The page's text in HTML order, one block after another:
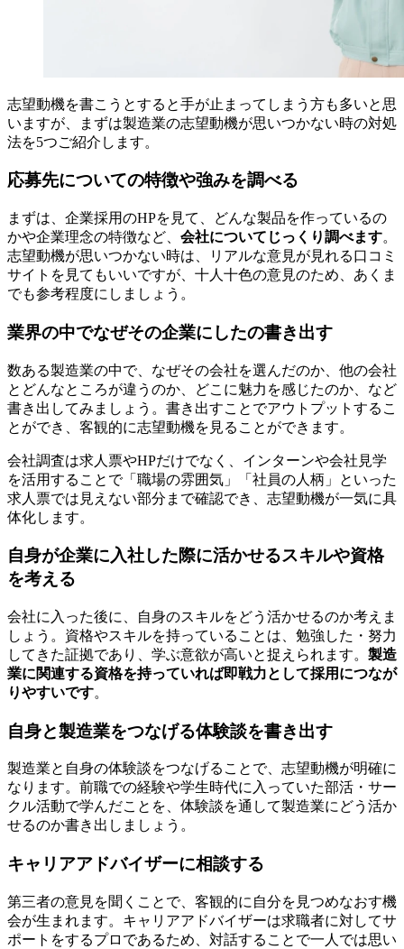
志望動機を書こうとすると手が止まってしまう方も多いと思
いますが、まずは製造業の志望動機が思いつかない時の対処
法を5つご紹介します。
応募先についての特徴や強みを調べる
まずは、企業採用のHPを見て、どんな製品を作っているの
かや企業理念の特徴など、 会社についてじっくり調べます。
志望動機が思いつかない時は、リアルな意見が見れる口コミ
サイトを見てもいいですが、十人十色の意見のため、あくま
でも参考程度にしましょう。
業界の中でなぜその企業にしたの書き出す
数ある製造業の中で、なぜその会社を選んだのか、他の会社
とどんなところが違うのか、どこに魅力を感じたのか、など
書き出してみましょう。書き出すことでアウトプットするこ
とができ、客観的に志望動機を見ることができます。
会社調査は求人票やHPだけでなく、インターンや会社見学
を活用することで「職場の雰囲気」「社員の人柄」といった
求人票では見えない部分まで確認でき、志望動機が一気に具
体化します。
自身が企業に入社した際に活かせるスキルや資格
を考える
会社に入った後に、自身のスキルをどう活かせるのか考えま
しょう。資格やスキルを持っていることは、勉強した・努力
してきた証拠であり、学ぶ意欲が高いと捉えられます。 製造
業に関連する資格を持っていれば即戦力として採用につなが
りやすいです。
自身と製造業をつなげる体験談を書き出す
製造業と自身の体験談をつなげることで、志望動機が明確に
なります。前職での経験や学生時代に入っていた部活・サー
クル活動で学んだことを、体験談を通して製造業にどう活か
せるのか書き出しましょう。
キャリアアドバイザーに相談する
第三者の意見を聞くことで、客観的に自分を見つめなおす機
会が生まれます。キャリアアドバイザーは求職者に対してサ
ポートをするプロであるため、対話することで一人では思い